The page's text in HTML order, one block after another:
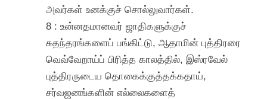
அவர்கள் உனக்குச் சொல்லுவார்கள்.
8 : உன்னதமானவர் ஜாதிகளுக்குச்
சுதந்தரங்களைப் பங்கிட்டு, ஆதாமின் புத்திரரை
வெவ்வேறாய்ப் பிரித்த காலத்தில், இஸ்ரவேல்
புத்திரருடைய தொகைக்குத்தக்கதாய்,
சர்வஜனங்களின் எல்லைகளைத்